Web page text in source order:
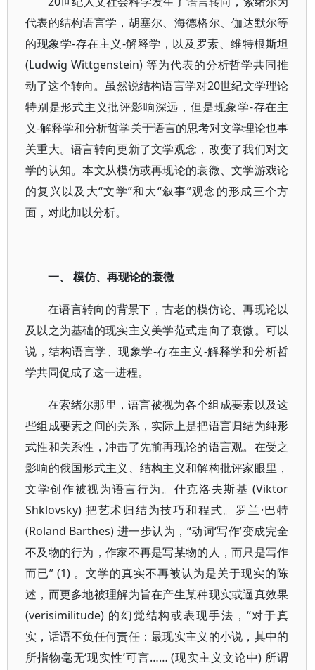
代表的结构语言学，胡塞尔、海德格尔、伽达默尔等
的现象学-存在主义-解释学，以及罗素、维特根斯坦
(Ludwig Wittgenstein) 等为代表的分析哲学共同推
动了这个转向。虽然说结构语言学对20世纪文学理论
特别是形式主义批评影响深远，但是现象学-存在主
义-解释学和分析哲学关于语言的思考对文学理论也事
关重大。语言转向更新了文学观念，改变了我们对文
学的认知。本文从模仿或再现论的衰微、文学游戏论
的复兴以及大“文学”和大“叙事”观念的形成三个方
面，对此加以分析。
一、 模仿、再现论的衰微
在语言转向的背景下，古老的模仿论、再现论以
及以之为基础的现实主义美学范式走向了衰微。可以
说，结构语言学、现象学-存在主义-解释学和分析哲
学共同促成了这一进程。
在索绪尔那里，语言被视为各个组成要素以及这
些组成要素之间的关系，实际上是把语言归结为纯形
式性和关系性，冲击了先前再现论的语言观。在受之
影响的俄国形式主义、结构主义和解构批评家眼里，
文学创作被视为语言行为。什克洛夫斯基 (Viktor
Shklovsky) 把艺术归结为技巧和程式。罗兰·巴特
(Roland Barthes) 进一步认为，“动词‘写作’变成完全
不及物的行为，作家不再是写某物的人，而只是写作
而已” (1) 。文学的真实不再被认为是关于现实的陈
述，而更多地被理解为旨在产生某种现实或逼真效果
(verisimilitude) 的幻觉结构或表现手法，“对于真
实，话语不负任何责任：最现实主义的小说，其中的
所指物毫无‘现实性’可言…… (现实主义文论中) 所谓